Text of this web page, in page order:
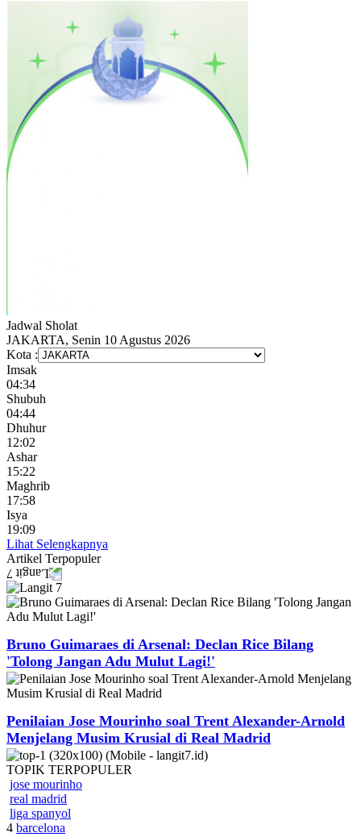
Jadwal Sholat
JAKARTA, Senin 10 Agustus 2026
Kota :
Imsak
04:34
Shubuh
04:44
Dhuhur
12:02
Ashar
15:22
Maghrib
17:58
Isya
19:09
Lihat Selengkapnya
Artikel Terpopuler
Bruno Guimaraes di Arsenal: Declan Rice Bilang
'Tolong Jangan Adu Mulut Lagi!'
Penilaian Jose Mourinho soal Trent Alexander-Arnold
Menjelang Musim Krusial di Real Madrid
TOPIK TERPOPULER
jose mourinho
real madrid
liga spanyol
4 barcelona